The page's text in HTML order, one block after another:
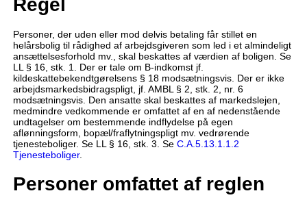
Regel
Personer, der uden eller mod delvis betaling får stillet en
helårsbolig til rådighed af arbejdsgiveren som led i et almindeligt
ansættelsesforhold mv., skal beskattes af værdien af boligen. Se
LL § 16, stk. 1. Der er tale om B-indkomst jf.
kildeskattebekendtgørelsens § 18 modsætningsvis. Der er ikke
arbejdsmarkedsbidragspligt, jf. AMBL § 2, stk. 2, nr. 6
modsætningsvis. Den ansatte skal beskattes af markedslejen,
medmindre vedkommende er omfattet af en af nedenstående
undtagelser om bestemmende indflydelse på egen
aflønningsform, bopæl/fraflytningspligt mv. vedrørende
tjenesteboliger. Se LL § 16, stk. 3. Se C.A.5.13.1.1.2
Tjenesteboliger.
Personer omfattet af reglen